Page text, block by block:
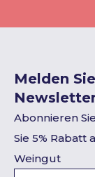
Melden
Abonnieren
Sie 5%
Weingut